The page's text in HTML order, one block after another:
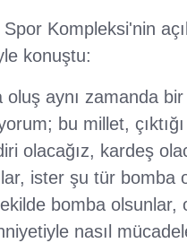
Spor Kompleksi'nin
konuştu:
oluş aynı zamanda
bu millet,
olacağız, kardeş
ister şu tür bomba
bomba olsunlar,
nasıl